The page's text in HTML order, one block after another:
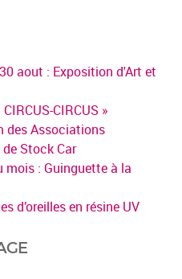
aout : Exposition d'Art et
CIRCUS »
des Associations
Stock Car
mois : Guinguette à la
d’oreilles en résine UV